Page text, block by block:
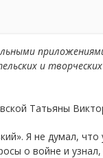
и
Татьяны
Я не думал, что
о войне и